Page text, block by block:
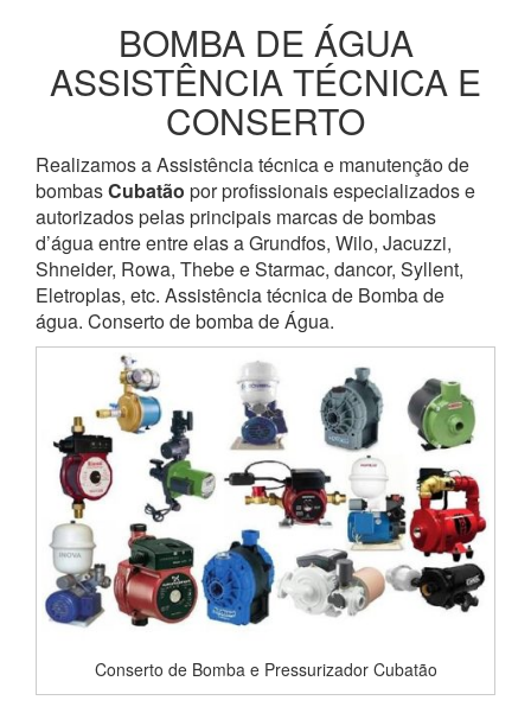
BOMBA DE ÁGUA
ASSISTÊNCIA TÉCNICA E
CONSERTO
Realizamos a Assistência técnica e manutenção de
bombasCubatão por profissionais especializados e
autorizados pelas principais marcas de bombas
d’água entre entre elas a Grundfos, Wilo, Jacuzzi,
Shneider, Rowa, Thebe e Starmac, dancor, Syllent,
Eletroplas, etc. Assistência técnica de Bomba de
água. Conserto de bomba de Água.
Conserto de Bomba e Pressurizador Cubatão